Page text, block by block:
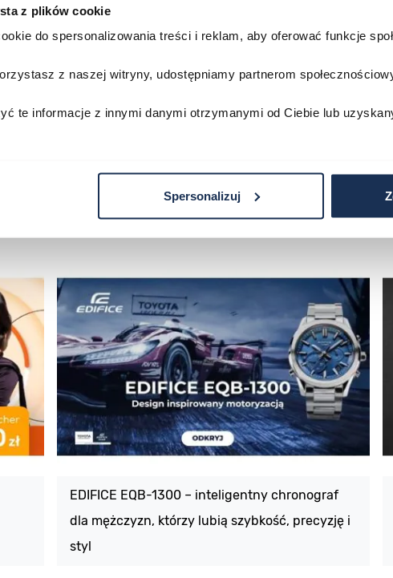
z plików cookie
do spersonalizowania treści i reklam, aby oferować funkcje
z naszej witryny, udostępniamy partnerom
te informacje z innymi danymi otrzymanymi od Ciebie lub
Spersonalizuj
koszyka
EDIFICE EQB-1300 – inteligentny chronograf
dla mężczyzn, którzy lubią szybkość, precyzję i
styl